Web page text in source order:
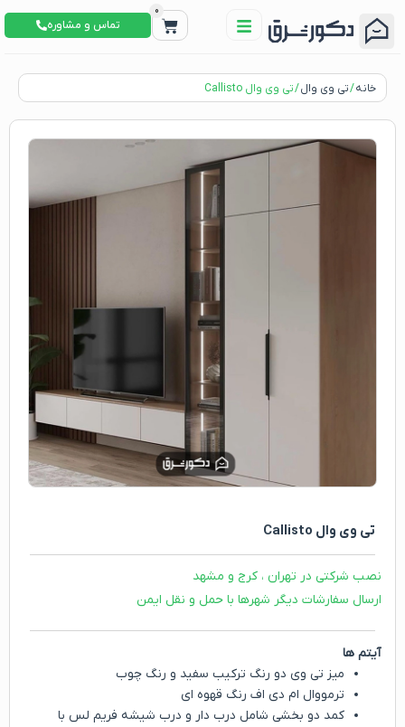
0
تماس و مشاوره
خانه/تی وی وال/ تی وی وال Callisto
تی وی وال Callisto
نصب شرکتی در تهران ، کرج و مشهد
ارسال سفارشات دیگر شهرها با حمل و نقل ایمن
آیتم ها
میز تی وی دو رنگ ترکیب سفید و رنگ چوب
ترمووال ام دی اف رنگ قهوه ای
کمد دو بخشی شامل درب دار و درب شیشه فریم لس با